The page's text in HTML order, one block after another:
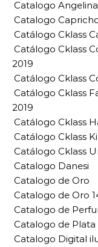
Catalogo Angelina
Catalogo
Catálogo Cklass
Catálogo Cklass
2019
Catálogo Cklass
Catálogo Cklass
2019
Catálogo Cklass
Catálogo Cklass
Catálogo Cklass
Catalogo Danesi
Catalogo de Oro
Catalogo de Oro
Catalogo de
Catalogo de Plata
Catalogo Digital